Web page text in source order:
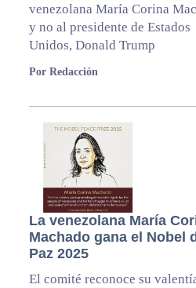
venezolana María Corina
y no al presidente de Estados
Unidos, Donald Trump
Por Redacción
La venezolana María
Machado gana el Nobel
Paz 2025
El comité reconoce su